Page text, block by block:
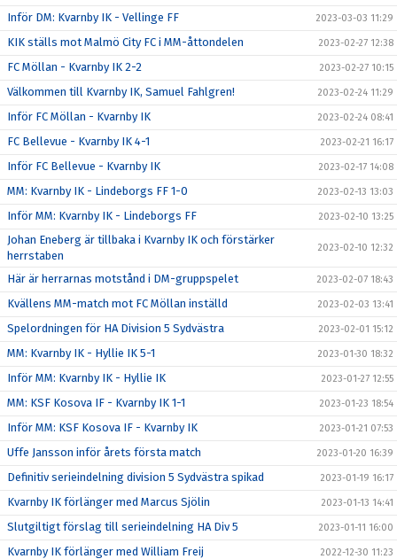
Inför DM: Kvarnby IK - Vellinge FF 2023-03-03 11:29
KIK ställs mot Malmö City FC i MM-åttondelen 2023-02-27 12:38
FC Möllan - Kvarnby IK 2-2 2023-02-27 10:15
Välkommen till Kvarnby IK, Samuel Fahlgren! 2023-02-24 11:29
Inför FC Möllan - Kvarnby IK 2023-02-24 08:41
FC Bellevue - Kvarnby IK 4-1 2023-02-21 16:17
Inför FC Bellevue - Kvarnby IK 2023-02-17 14:08
MM: Kvarnby IK - Lindeborgs FF 1-0 2023-02-13 13:03
Inför MM: Kvarnby IK - Lindeborgs FF 2023-02-10 13:25
Johan Eneberg är tillbaka i Kvarnby IK och förstärker
herrstaben
2023-02-10 12:32
Här är herrarnas motstånd i DM-gruppspelet 2023-02-07 18:43
Kvällens MM-match mot FC Möllan inställd 2023-02-03 13:41
Spelordningen för HA Division 5 Sydvästra 2023-02-01 15:12
MM: Kvarnby IK - Hyllie IK 5-1 2023-01-30 18:32
Inför MM: Kvarnby IK - Hyllie IK 2023-01-27 12:55
MM: KSF Kosova IF - Kvarnby IK 1-1 2023-01-23 18:54
Inför MM: KSF Kosova IF - Kvarnby IK 2023-01-21 07:53
Uffe Jansson inför årets första match 2023-01-20 16:39
Definitiv serieindelning division 5 Sydvästra spikad 2023-01-19 16:17
Kvarnby IK förlänger med Marcus Sjölin 2023-01-13 14:41
Slutgiltigt förslag till serieindelning HA Div 5 2023-01-11 16:00
Kvarnby IK förlänger med William Freij 2022-12-30 11:23